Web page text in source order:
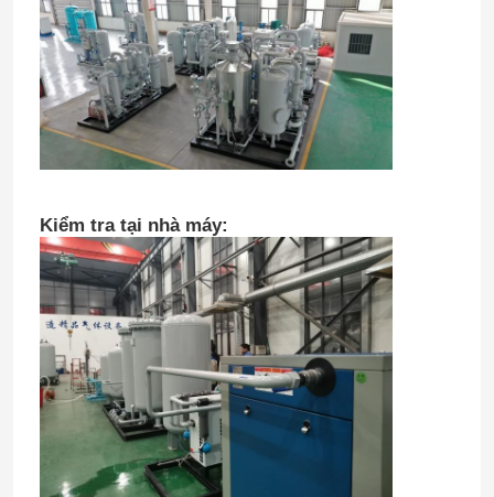
Nhà
Sản phẩm
Về chúng tôi
Chuyến tham quan nhà máy
Kiểm soát chất lượng
Liên hệ với chúng tôi
Kiểm tra tại nhà máy: